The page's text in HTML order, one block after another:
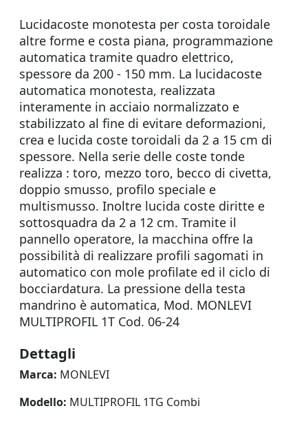
Lucidacoste monotesta per costa toroidale
altre forme e costa piana, programmazione
automatica tramite quadro elettrico,
spessore da 200 - 150 mm. La lucidacoste
automatica monotesta, realizzata
interamente in acciaio normalizzato e
stabilizzato al fine di evitare deformazioni,
crea e lucida coste toroidali da 2 a 15 cm di
spessore. Nella serie delle coste tonde
realizza : toro, mezzo toro, becco di civetta,
doppio smusso, profilo speciale e
multismusso. Inoltre lucida coste diritte e
sottosquadra da 2 a 12 cm. Tramite il
pannello operatore, la macchina offre la
possibilità di realizzare profili sagomati in
automatico con mole profilate ed il ciclo di
bocciardatura. La pressione della testa
mandrino è automatica, Mod. MONLEVI
MULTIPROFIL 1T Cod. 06-24
Dettagli
Marca: MONLEVI
Modello: MULTIPROFIL 1TG Combi